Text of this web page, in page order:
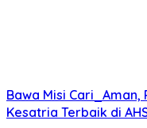
Bawa Misi Cari_Aman,
Kesatria Terbaik di